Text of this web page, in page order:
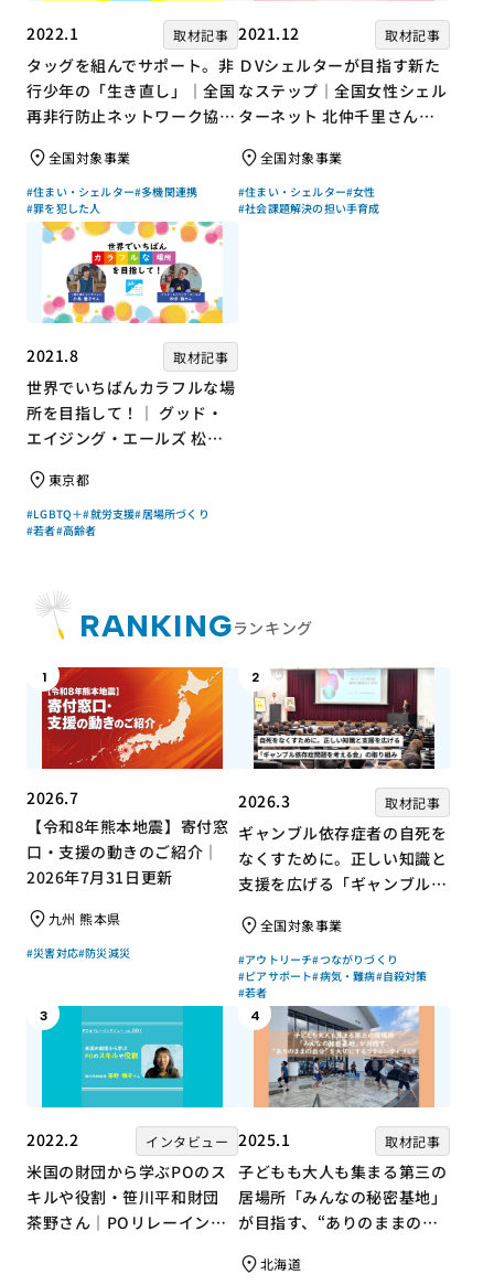
2022.1 取材記事
タッグを組んでサポート。非
行少年の「生き直し」｜全国
再非行防止ネットワーク協議
上チキさん【聞き手】
全国対象事業
#住まい・シェルター#多機関連携
#罪を犯した人
2021.12 取材記事
ＤVシェルターが目指す新た
なステップ｜全国女性シェル
ターネット 北仲千里さん×
ん【聞き手】
全国対象事業
#住まい・シェルター#女性
#社会課題解決の担い手育成
2021.8 取材記事
世界でいちばんカラフルな場
所を目指して！｜ グッド・
エイジング・エールズ 松中
慶子さん【聞き手】
東京都
#LGBTQ＋#就労支援#居場所づくり
#若者#高齢者
RANKINGランキング
1
2026.7
【令和8年熊本地震】寄付窓
口・支援の動きのご紹介｜
2026年7月31日更新
九州 熊本県
#災害対応#防災減災
2
2026.3 取材記事
ギャンブル依存症者の自死を
なくすために。正しい知識と
支援を広げる「ギャンブル依
組み全国対象事業
#アウトリーチ#つながりづくり
#ピアサポート#病気・難病#自殺対策
#若者
3
2022.2 インタビュー
米国の財団から学ぶPOのス
キルや役割・笹川平和財団
茶野さん｜POリレーインタ
4
2025.1 取材記事
子どもも大人も集まる第三の
居場所「みんなの秘密基地」
が目指す、“ありのままの自
ィづくり
北海道